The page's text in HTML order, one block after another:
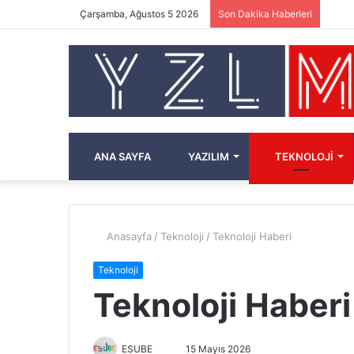
Çarşamba, Ağustos 5 2026 Son Dakika Haberleri
ANA SAYFA YAZILIM TEKNOLOJI
Anasayfa / Teknoloji / Teknoloji Haberi
Teknoloji
Teknoloji Haberi
ESUBE 15 Mayıs 2026